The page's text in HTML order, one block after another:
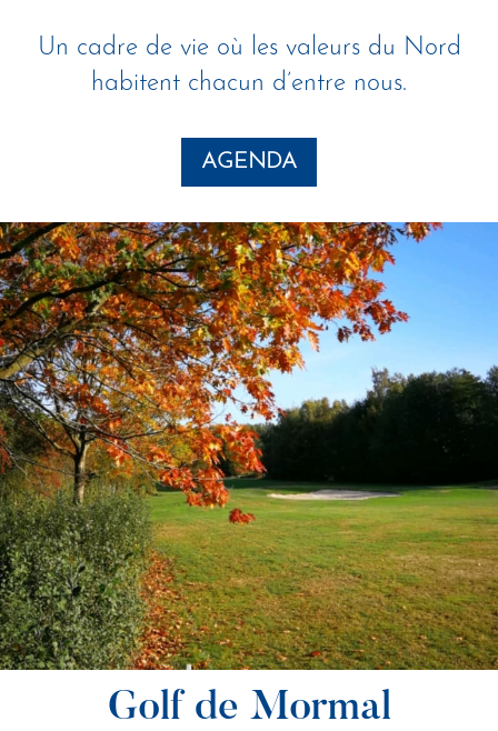
Un cadre de vie où les valeurs du Nord
habitent chacun d’entre nous.
AGENDA
Golf de Mormal